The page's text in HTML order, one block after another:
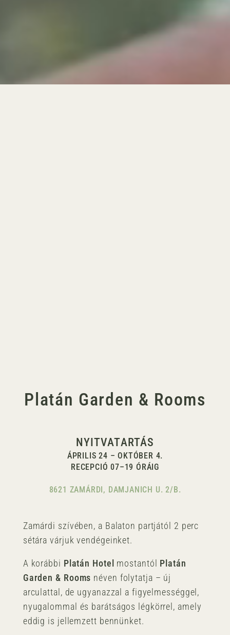
Platán Garden & Rooms
NYITVATARTÁS
ÁPRILIS 24 – OKTÓBER 4.
RECEPCIÓ 07–19 ÓRÁIG
8621 ZAMÁRDI, DAMJANICH U. 2/B.
Zamárdi szívében, a Balaton partjától 2 perc
sétára várjuk vendégeinket.
A korábbi Platán Hotel mostantól Platán
Garden & Rooms néven folytatja – új
arculattal, de ugyanazzal a figyelmességgel,
nyugalommal és barátságos légkörrel, amely
eddig is jellemzett bennünket.